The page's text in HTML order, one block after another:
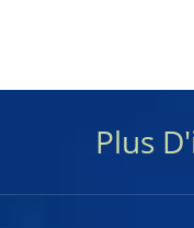
Plus